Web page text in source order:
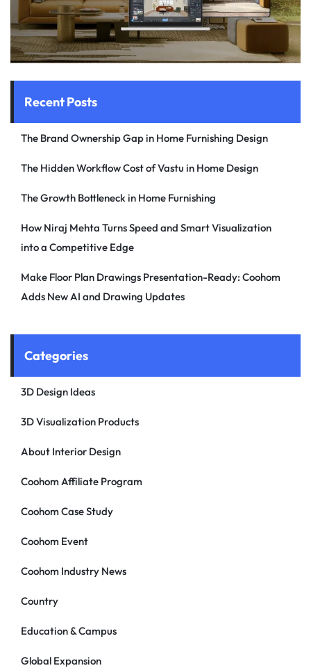
Recent Posts
The Brand Ownership Gap in Home Furnishing Design
The Hidden Workflow Cost of Vastu in Home Design
The Growth Bottleneck in Home Furnishing
How Niraj Mehta Turns Speed and Smart Visualization
into a Competitive Edge
Make Floor Plan Drawings Presentation-Ready: Coohom
Adds New AI and Drawing Updates
Categories
3D Design Ideas
3D Visualization Products
About Interior Design
Coohom Affiliate Program
Coohom Case Study
Coohom Event
Coohom Industry News
Country
Education & Campus
Global Expansion